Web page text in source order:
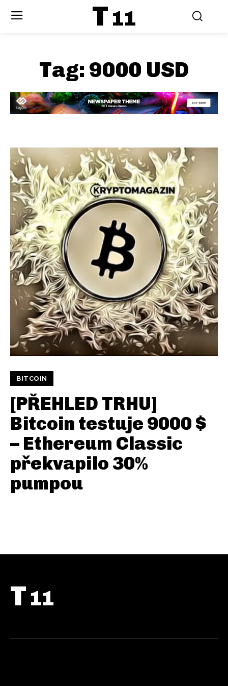
T 11
Tag: 9000 USD
BITCOIN
[PŘEHLED TRHU]
Bitcoin testuje 9000 $
– Ethereum Classic
překvapilo 30%
pumpou
T 11